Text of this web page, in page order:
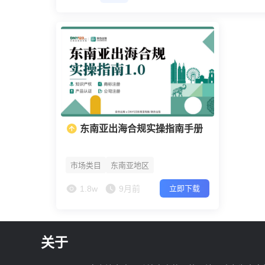
东南亚出海合规实操指南手册
市场类目 东南亚地区
1.8w 9月前 立即下载
关于